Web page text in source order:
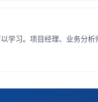
学习。项目经理、业务分